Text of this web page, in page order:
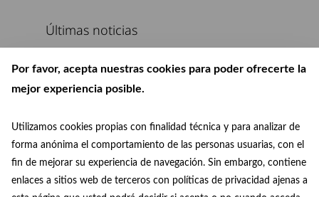
Por favor, acepta nuestras cookies para poder ofrecerte la
mejor experiencia posible.
Utilizamos cookies propias con finalidad técnica y para analizar de
forma anónima el comportamiento de las personas usuarias, con el
fin de mejorar su experiencia de navegación. Sin embargo, contiene
enlaces a sitios web de terceros con políticas de privacidad ajenas a
Últimas noticias